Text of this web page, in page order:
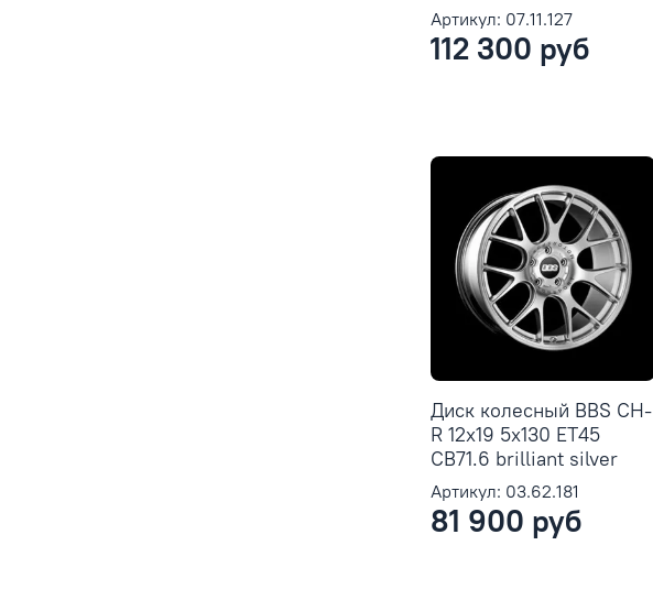
Артикул: 07.11.127
112 300 руб
Диск колесный BBS CH-
R 12x19 5x130 ET45
CB71.6 brilliant silver
Артикул: 03.62.181
81 900 руб